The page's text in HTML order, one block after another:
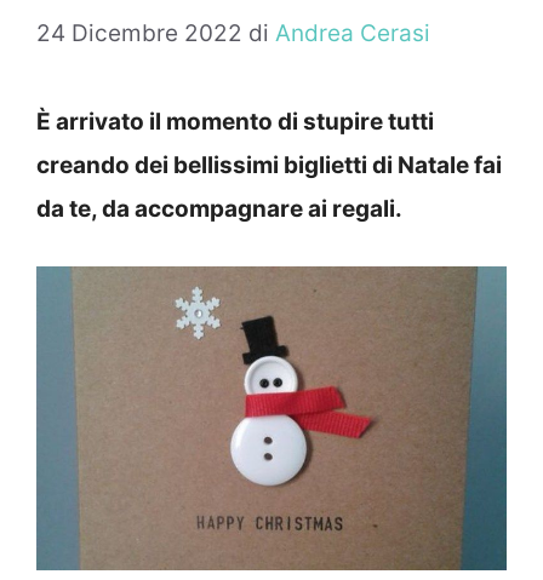
24 Dicembre 2022 di Andrea Cerasi
È arrivato il momento di stupire tutti
creando dei bellissimi biglietti di Natale fai
da te, da accompagnare ai regali.